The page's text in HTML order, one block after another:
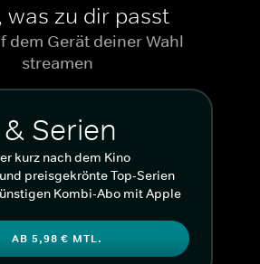
was zu dir passt
dem Gerät deiner Wahl
streamen
Serien
kurz nach dem Kino
preisgekrönte Top-Serien
Kombi-Abo mit Apple
AB 5,98 € MTL.